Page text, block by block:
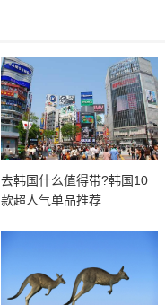
去韩国什么值得带?韩国10
款超人气单品推荐